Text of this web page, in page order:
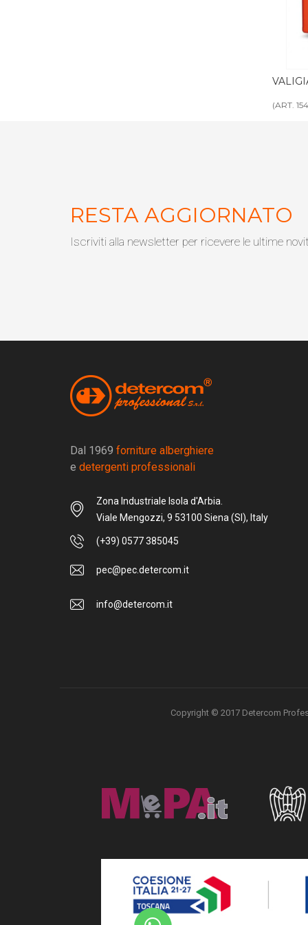
(ART.
RESTA AGGIORNATO
Iscriviti alla newsletter per ricevere le ultime
Dal 1969 forniture alberghiere
e detergenti professionali
Zona Industriale Isola d'Arbia.
Viale Mengozzi, 9 53100 Siena (SI), Italy
(+39) 0577 385045
pec@pec.detercom.it
info@detercom.it
Copyright © 2017 Detercom